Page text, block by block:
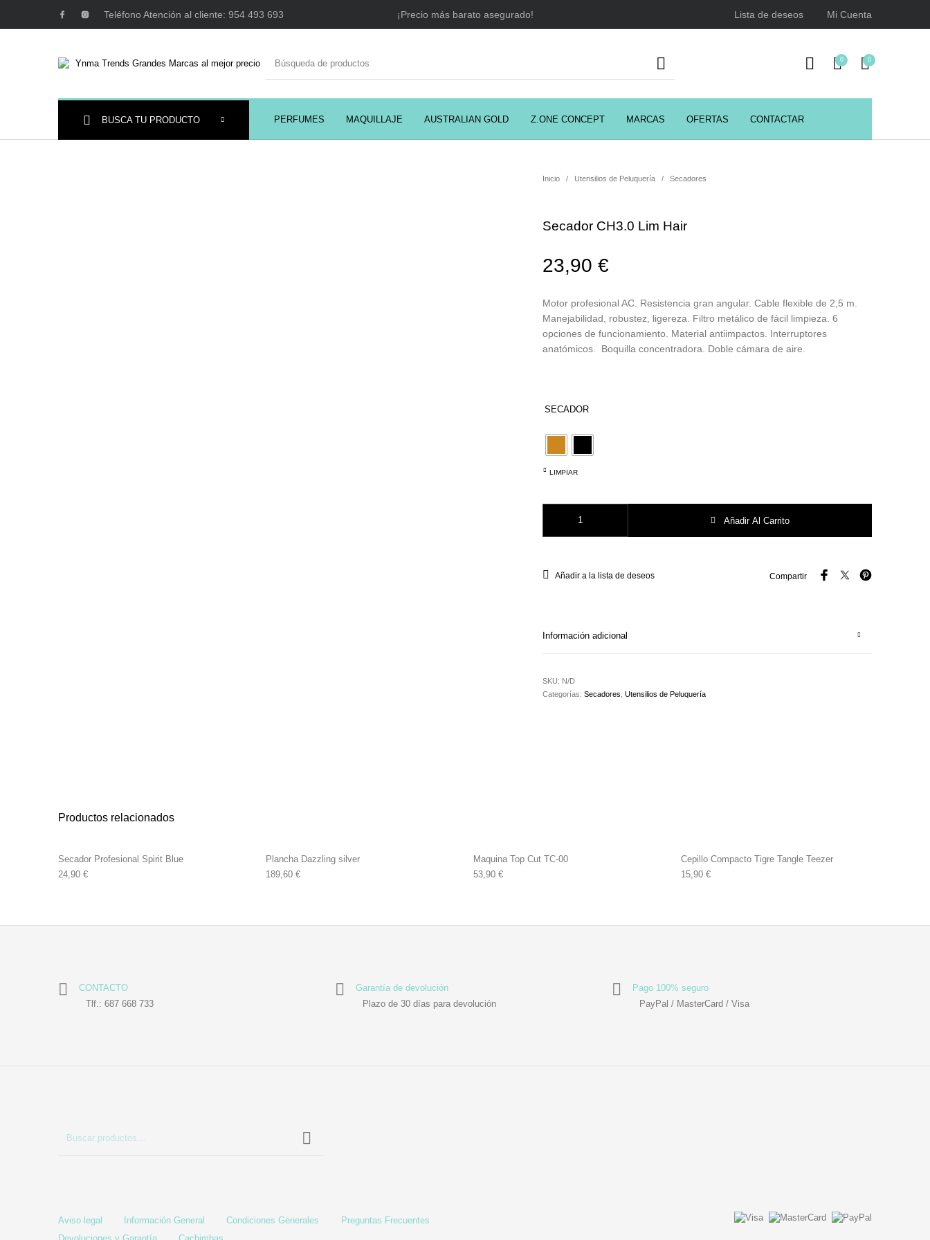
Teléfono Atención al cliente: 954 493 693 ¡Precio más barato asegurado! Lista de deseos Mi Cuenta
0 0
PERFUMES MAQUILLAJE AUSTRALIAN GOLD Z.ONE CONCEPT MARCAS OFERTAS CONTACTAR
BUSCA TU PRODUCTO
Prosolaris Utensilios de Peluquería
Inicio / Utensilios de Peluquería / Secadores
Secador CH3.0 Lim Hair
23,90 €
Motor profesional AC. Resistencia gran angular. Cable flexible de 2,5 m.
Manejabilidad, robustez, ligereza. Filtro metálico de fácil limpieza. 6
opciones de funcionamiento. Material antiimpactos. Interruptores
anatómicos. Boquilla concentradora. Doble cámara de aire.
SECADOR
LIMPIAR
Añadir Al Carrito
Compartir
Añadir a la lista de deseos
Información adicional
SKU: N/D
Categorías: Secadores Utensilios de Peluquería
Productos relacionados
Secador Profesional Spirit Blue
24,90 €
Plancha Dazzling silver
189,60 €
Maquina Top Cut TC-00
53,90 €
Cepillo Compacto Tigre Tangle Teezer
15,90 €
CONTACTO
Tlf.: 687 668 733
Garantía de devolución
Plazo de 30 días para devolución
Pago 100% seguro
PayPal / MasterCard / Visa
Aviso legal Información General Condiciones Generales
Preguntas Frecuentes